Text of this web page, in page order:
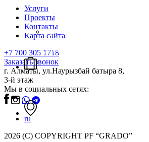
и
Экстерьера
Проектирование
жилых
домов
Услуги
Проекты
Контакты
Карта сайта
+7 700 305 1718
Заказать звонок
г. Алматы, ул.Наурызбай батыра 8,
3-й этаж
Мы в социальных сетях:
ru
2026 (С) COPYRIGHT PF “GRADO”